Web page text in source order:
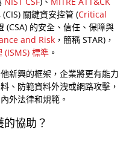
關鍵資安控管 (Critical
(CSA) 的安全、信任、保障與
and Risk ，簡稱 STAR)，
(ISMS) 標準 。
新興的框架，企業將更有能力
、防範資料外洩或網路攻擊，
外法律和規範。
協助？